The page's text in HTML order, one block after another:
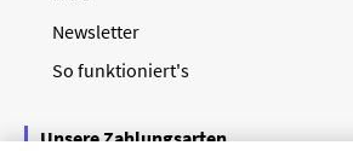
Newsletter
So funktioniert's
Unsere Zahlungsarten